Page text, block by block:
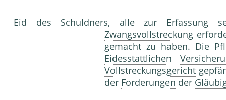
Eid des Schuldners, alle zur Erfassung
Zwangsvollstreckung
gemacht zu haben. Die
Eidesstattlichen
Vollstreckungsgericht
der Forderungen der